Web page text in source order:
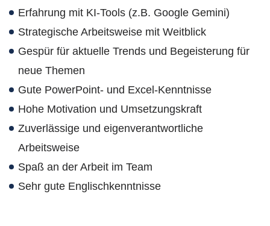
Erfahrung mit KI-Tools (z.B. Google Gemini)
Strategische Arbeitsweise mit Weitblick
Gespür für aktuelle Trends und Begeisterung für
neue Themen
Gute PowerPoint- und Excel-Kenntnisse
Hohe Motivation und Umsetzungskraft
Zuverlässige und eigenverantwortliche
Arbeitsweise
Spaß an der Arbeit im Team
Sehr gute Englischkenntnisse